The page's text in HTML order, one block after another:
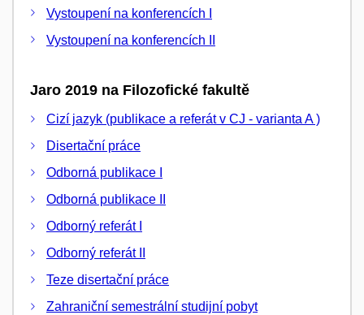
Vystoupení na konferencích I
Vystoupení na konferencích II
Jaro 2019 na Filozofické fakultě
Cizí jazyk (publikace a referát v CJ - varianta A )
Disertační práce
Odborná publikace I
Odborná publikace II
Odborný referát I
Odborný referát II
Teze disertační práce
Zahraniční semestrální studijní pobyt